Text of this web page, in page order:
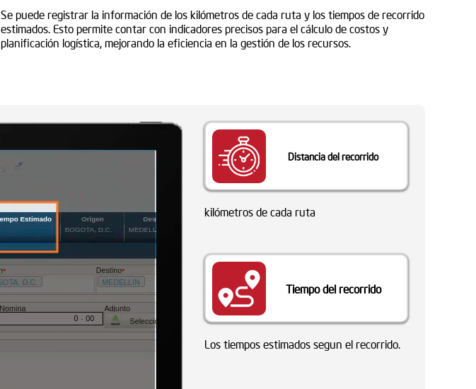
Se puede registrar la información de los kilómetros de cada ruta y los tiempos de recorrido
estimados. Esto permite contar con indicadores precisos para el cálculo de costos y
planificación logística, mejorando la eficiencia en la gestión de los recursos.
Distancia del recorrido
kilómetros de cada ruta
Tiempo del recorrido
Los tiempos estimados segun el recorrido.